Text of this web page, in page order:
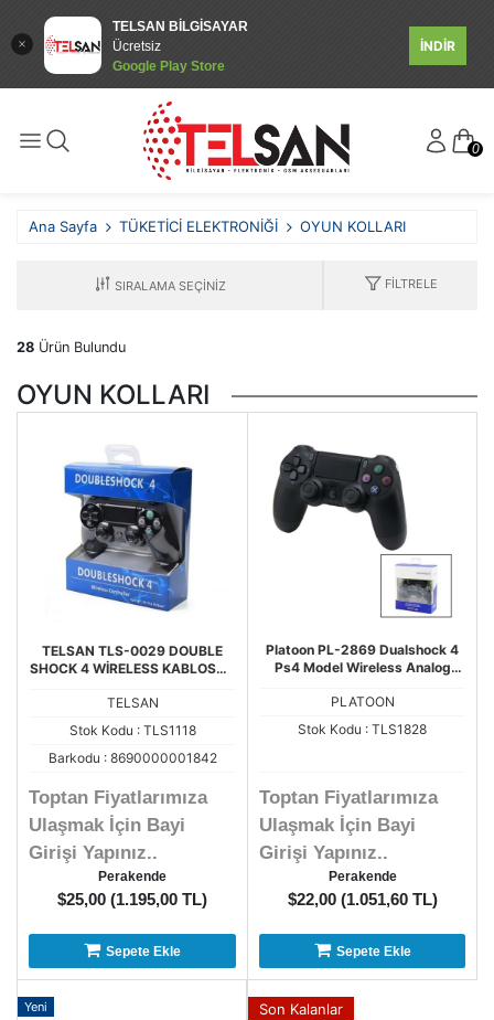
TELSAN BİLGİSAYAR
Ücretsiz
Google Play Store
İNDİR
0
Ana Sayfa TÜKETİCİ ELEKTRONİĞİ OYUN KOLLARI
FILTRELE
28 Ürün Bulundu
OYUN KOLLARI
TELSAN TLS-0029 DOUBLE
SHOCK 4 WİRELESS KABLOSUZ
TELSAN
Stok Kodu : TLS1118
Barkodu : 8690000001842
Toptan Fiyatlarımıza
Ulaşmak İçin Bayi
Girişi Yapınız..
Perakende
$25,00 (1.195,00 TL)
Sepete Ekle
Platoon PL-2869 Dualshock 4
Ps4 Model Wireless Analog
PLATOON
Stok Kodu : TLS1828
Toptan Fiyatlarımıza
Ulaşmak İçin Bayi
Girişi Yapınız..
Perakende
$22,00 (1.051,60 TL)
Sepete Ekle
Yeni Son Kalanlar